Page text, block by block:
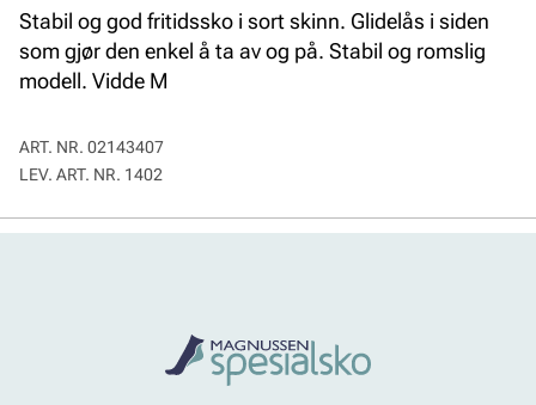
Stabil og god fritidssko i sort skinn. Glidelås i siden
som gjør den enkel å ta av og på. Stabil og romslig
modell. Vidde M
ART. NR. 02143407
LEV. ART. NR. 1402